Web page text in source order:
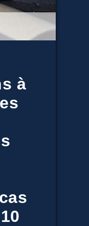
à